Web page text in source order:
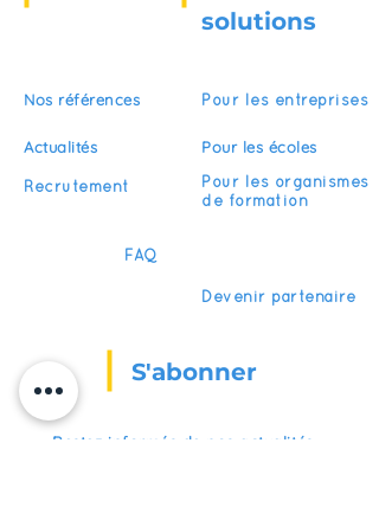
solutions
Nos références
Actualités
Recrutement
Pour les entreprises
Pour les écoles
Pour les organismes
de formation
FAQ
Devenir partenaire
S'abonner
Restez informés de nos actualités